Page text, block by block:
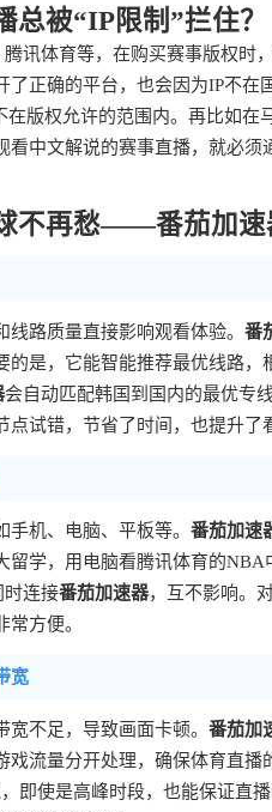
被“IP限制”拦住？
讯体育等，在购买赛事版权
正确的平台，也会因为IP不在
在版权允许的范围内。再比如
看中文解说的赛事直播，就必
不再愁——番茄加速
路质量直接影响观看体验。 番
是，它能智能推荐最优线路
会自动匹配韩国到国内的最优专
试错，节省了时间，也提升了
机、电脑、平板等。 番茄加速
留学，用电脑看腾讯体育的
连接番茄加速器，互不影响。
方便。
宽
不足，导致画面卡顿。 番茄加
流量分开处理，确保体育直播
即使是高峰时段，也能保证直